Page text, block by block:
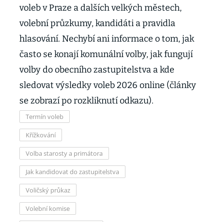
voleb v Praze a dalších velkých městech,
volební průzkumy, kandidáti a pravidla
hlasování. Nechybí ani informace o tom, jak
často se konají komunální volby, jak fungují
volby do obecního zastupitelstva a kde
sledovat výsledky voleb 2026 online (články
se zobrazí po rozkliknutí odkazu).
Termín voleb
Křížkování
Volba starosty a primátora
Jak kandidovat do zastupitelstva
Voličský průkaz
Volební komise